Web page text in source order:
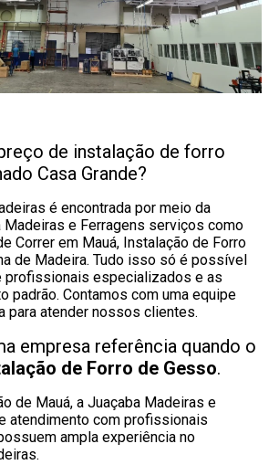
de instalação de forro
Casa Grande?
é encontrada por meio da
Madeiras e Ferragens serviços como
Correr em Mauá, Instalação de Forro
de Madeira. Tudo isso só é possível
profissionais especializados e as
padrão. Contamos com uma equipe
para atender nossos clientes.
empresa referência quando o
de Forro de Gesso.
de Mauá, a Juaçaba Madeiras e
atendimento com profissionais
ampla experiência no